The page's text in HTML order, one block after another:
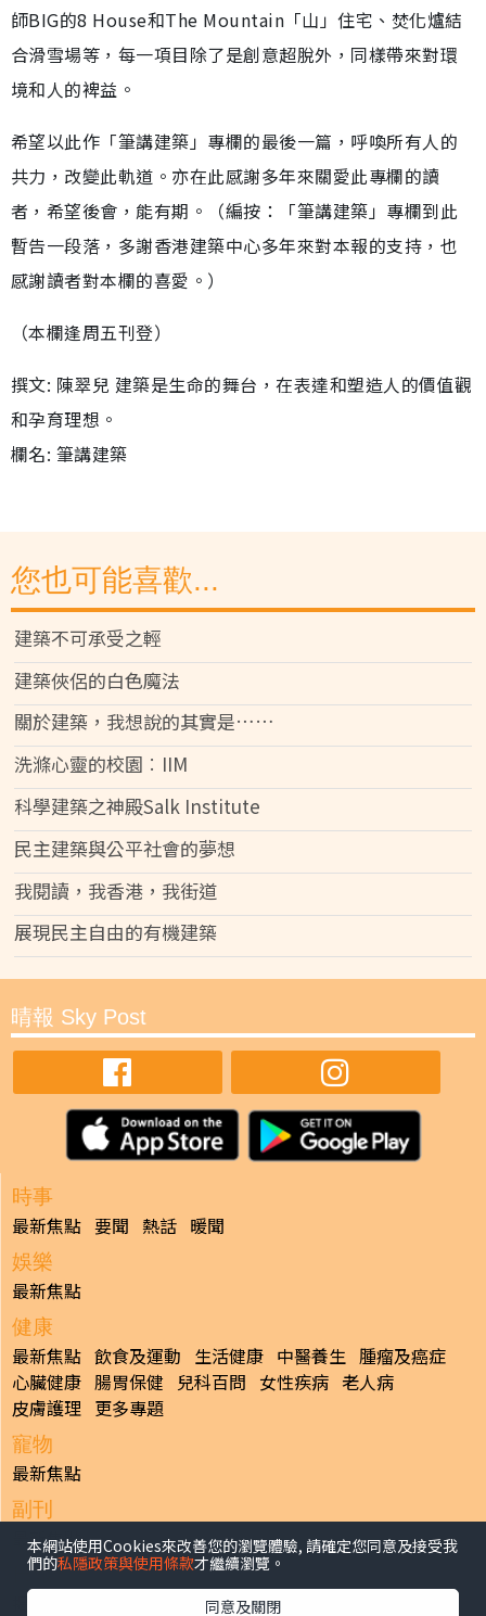
師BIG的8 House和The Mountain「山」住宅、焚化爐結
合滑雪場等，每一項目除了是創意超脫外，同樣帶來對環
境和人的裨益。
希望以此作「筆講建築」專欄的最後一篇，呼喚所有人的
共力，改變此軌道。亦在此感謝多年來關愛此專欄的讀
者，希望後會，能有期。（編按：「筆講建築」專欄到此
暫告一段落，多謝香港建築中心多年來對本報的支持，也
感謝讀者對本欄的喜愛。）
（本欄逢周五刊登）
撰文: 陳翠兒 建築是生命的舞台，在表達和塑造人的價值觀
和孕育理想。
欄名: 筆講建築
您也可能喜歡...
建築不可承受之輕
建築俠侶的白色魔法
關於建築，我想說的其實是……
洗滌心靈的校園︰IIM
科學建築之神殿Salk Institute
民主建築與公平社會的夢想
我閱讀，我香港，我街道
展現民主自由的有機建築
晴報 Sky Post
時事
最新焦點 要聞 熱話 暖聞
娛樂
最新焦點
健康
最新焦點 飲食及運動 生活健康 中醫養生 腫瘤及癌症
心臟健康 腸胃保健 兒科百問 女性疾病 老人病
皮膚護理 更多專題
寵物
最新焦點
副刊
最新焦點
日報
中國/國際
本網站使用Cookies來改善您的瀏覽體驗, 請確定您同意及接受我
們的私隱政策與使用條款才繼續瀏覽。
同意及關閉